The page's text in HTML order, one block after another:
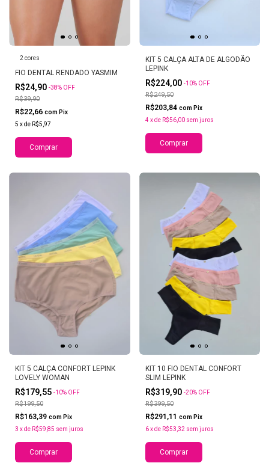
2 cores
FIO DENTAL RENDADO YASMIM
R$24,90 -38% OFF
R$39,90
R$22,66 com Pix
5 xde R$5,97
Comprar
KIT 5 CALÇA ALTA DE ALGODÃO
LEPINK
R$224,00 -10% OFF
R$249,50
R$203,84 com Pix
4 xde R$56,00 sem juros
Comprar
KIT 5 CALÇA CONFORT LEPINK
LOVELY WOMAN
R$179,55 -10% OFF
R$199,50
R$163,39 com Pix
3 xde R$59,85 sem juros
Comprar
KIT 10 FIO DENTAL CONFORT
SLIM LEPINK
R$319,90 -20% OFF
R$399,50
R$291,11 com Pix
6 xde R$53,32 sem juros
Comprar